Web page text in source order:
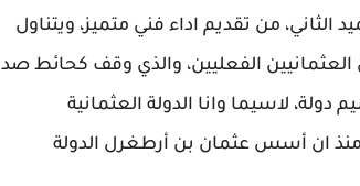
من تقديم اداء فني متميز، ويتناول
الفعليين، والذي وقف كحائط صد
لاسيما وانا الدولة العثمانية
في وجه تلك المخططات، لأكثر من 600 عام، منذ ان أسس عثمان بن أرطغرل الدولة